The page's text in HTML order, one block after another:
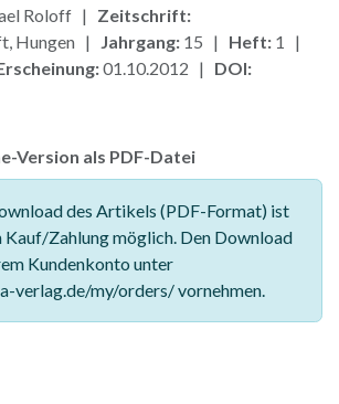
Roloff | Zeitschrift:
Hungen | Jahrgang: 15 | Heft: 1 |
01.10.2012 | DOI:
Version als PDF-Datei
des Artikels (PDF-Format) ist
Kauf/Zahlung möglich. Den Download
Kundenkonto unter
verlag.de/my/orders/ vornehmen.